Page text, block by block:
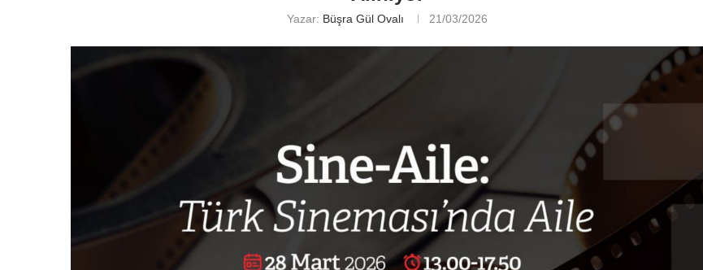
Yazar: Büşra Gül Ovalı 21/03/2026